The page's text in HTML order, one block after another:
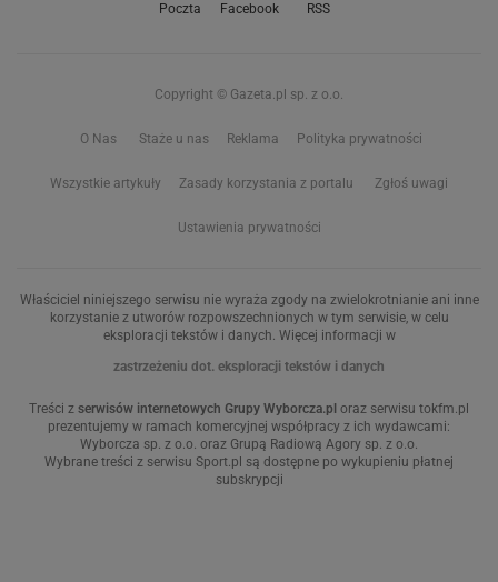
Poczta Facebook RSS
Copyright © Gazeta.pl sp. z o.o.
O Nas Staże u nas Reklama Polityka prywatności
Wszystkie artykuły Zasady korzystania z portalu Zgłoś uwagi
Ustawienia prywatności
Właściciel niniejszego serwisu nie wyraża zgody na zwielokrotnianie ani inne
korzystanie z utworów rozpowszechnionych w tym serwisie, w celu
eksploracji tekstów i danych. Więcej informacji w
zastrzeżeniu dot. eksploracji tekstów i danych
Treści z serwisów internetowych Grupy Wyborcza.pl oraz serwisu tokfm.pl
prezentujemy w ramach komercyjnej współpracy z ich wydawcami:
Wyborcza sp. z o.o. oraz Grupą Radiową Agory sp. z o.o.
Wybrane treści z serwisu Sport.pl są dostępne po wykupieniu płatnej
subskrypcji